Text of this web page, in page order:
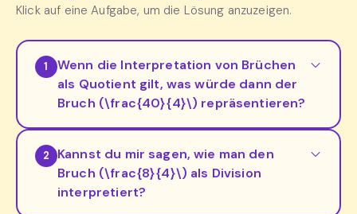
Klick auf eine Aufgabe, um die Lösung anzuzeigen.
1
Wenn die Interpretation von Brüchen
als Quotient gilt, was würde dann der
Bruch (\frac{40}{4}\) repräsentieren?
2
Kannst du mir sagen, wie man den
Bruch (\frac{8}{4}\) als Division
interpretiert?